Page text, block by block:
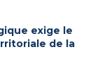
exige le
de la